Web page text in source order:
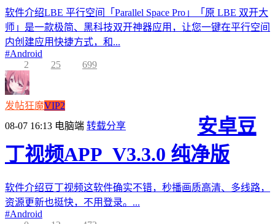
软件介绍LBE 平行空间「Parallel Space Pro」「原 LBE 双开大
师」是一款极简、黑科技双开神器应用，让您一键在平行空间
内创建应用快捷方式，和...
#Android
2
25 699
发帖狂魔VIP2
08-07 16:13 电脑端 转载分享
安卓豆
丁视频APP_V3.3.0 纯净版
软件介绍豆丁视频这软件确实不错，秒播画质高清、多线路，
资源更新也挺快，不用登录。...
#Android